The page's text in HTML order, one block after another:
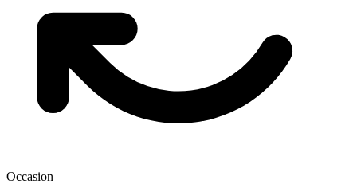
Occasion